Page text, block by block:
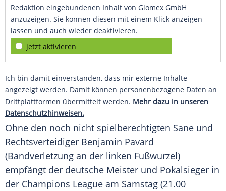
Redaktion eingebundenen Inhalt von Glomex GmbH
anzuzeigen. Sie können diesen mit einem Klick anzeigen
lassen und auch wieder deaktivieren.
jetzt aktivieren
Ich bin damit einverstanden, dass mir externe Inhalte
angezeigt werden. Damit können personenbezogene Daten an
Drittplattformen übermittelt werden. Mehr dazu in unseren
Datenschutzhinweisen.
Ohne den noch nicht spielberechtigten Sane und
Rechtsverteidiger Benjamin Pavard
(Bandverletzung an der linken Fußwurzel)
empfängt der deutsche Meister und Pokalsieger in
der Champions League am Samstag (21.00